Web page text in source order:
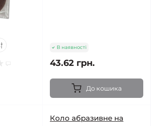
В наявності
43.62 грн.
До кошика
Коло абразивне на